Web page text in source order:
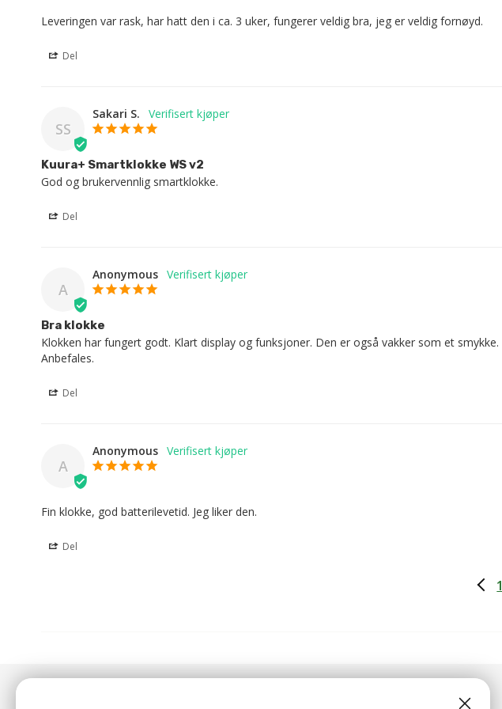
Leveringen var rask, har hatt den i ca. 3 uker, fungerer veldig bra, jeg er veldig fornøyd.
Del
SS
Sakari S.
Kuura+ Smartklokke WS v2
God og brukervennlig smartklokke.
Del
A
Anonymous
Bra klokke
Klokken har fungert godt. Klart display og funksjoner. Den er også vakker som et smykke.
Anbefales.
Del
A
Anonymous
Fin klokke, god batterilevetid. Jeg liker den.
Del
1